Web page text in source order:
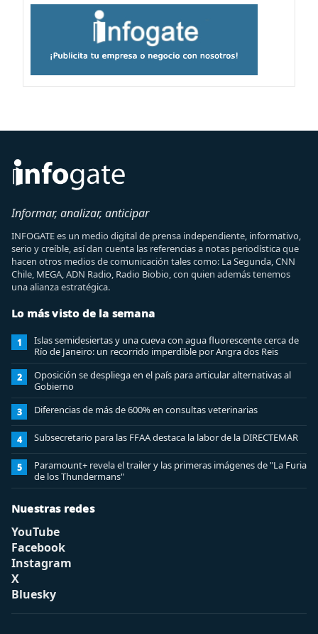
Informar, analizar, anticipar
INFOGATE es un medio digital de prensa independiente, informativo,
serio y creíble, así dan cuenta las referencias a notas periodística que
hacen otros medios de comunicación tales como: La Segunda, CNN
Chile, MEGA, ADN Radio, Radio Biobio, con quien además tenemos
una alianza estratégica.
Lo más visto de la semana
1
Islas semidesiertas y una cueva con agua fluorescente cerca de
Río de Janeiro: un recorrido imperdible por Angra dos Reis
2
Oposición se despliega en el país para articular alternativas al
Gobierno
3 Diferencias de más de 600% en consultas veterinarias
4 Subsecretario para las FFAA destaca la labor de la DIRECTEMAR
5
Paramount+ revela el trailer y las primeras imágenes de "La Furia
de los Thundermans"
Nuestras redes
YouTube
Facebook
Instagram
X
Bluesky